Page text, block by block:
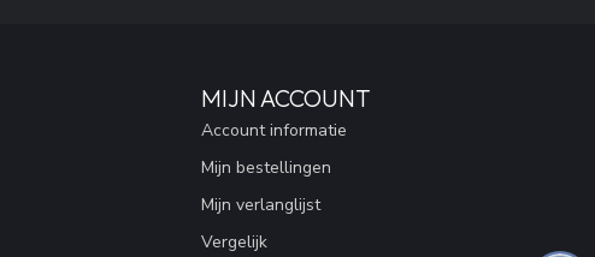
MIJN ACCOUNT
Account informatie
Mijn bestellingen
Mijn verlanglijst
Vergelijk